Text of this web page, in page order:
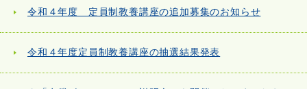
令和４年度 定員制教養講座の追加募集のお知らせ
令和４年度定員制教養講座の抽選結果発表